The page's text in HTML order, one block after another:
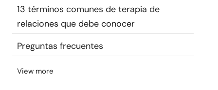
Idioma
nosotros
13 términos comunes de terapia de
relaciones que debe conocer
Preguntas frecuentes
View more